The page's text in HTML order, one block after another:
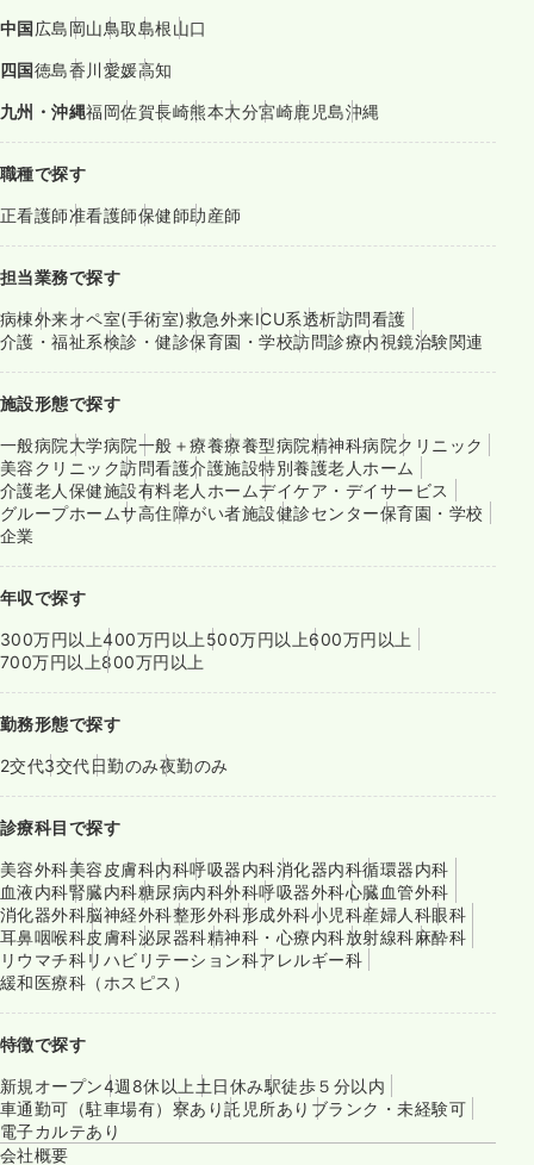
中国 広島 岡山鳥取島根山口
四国徳島香川 愛媛高知
九州・沖縄福岡佐賀長崎熊本大分宮崎鹿児島沖縄
職種で探す
正看護師准看護師保健師助産師
担当業務で探す
病棟外来オペ室(手術室)救急外来ICU系透析訪問看護
介護・福祉系検診・健診保育園・学校訪問診療内視鏡治験関連
施設形態で探す
一般病院大学病院一般＋療養療養型病院精神科病院クリニック
美容クリニック訪問看護介護施設特別養護老人ホーム
介護老人保健施設有料老人ホームデイケア・デイサービス
グループホームサ高住障がい者施設健診センター保育園・学校
企業
年収で探す
300万円以上400万円以上500万円以上600万円以上
700万円以上800万円以上
勤務形態で探す
2交代3交代日勤のみ夜勤のみ
診療科目で探す
美容外科美容皮膚科内科呼吸器内科消化器内科循環器内科
血液内科腎臓内科糖尿病内科外科呼吸器外科心臓血管外科
消化器外科脳神経外科整形外科形成外科小児科産婦人科眼科
耳鼻咽喉科皮膚科泌尿器科精神科・心療内科放射線科麻酔科
リウマチ科リハビリテーション科アレルギー科
緩和医療科（ホスピス）
特徴で探す
新規オープン4週8休以上土日休み駅徒歩５分以内
車通勤可（駐車場有） 寮あり託児所あり ブランク・未経験可
電子カルテあり
会社概要